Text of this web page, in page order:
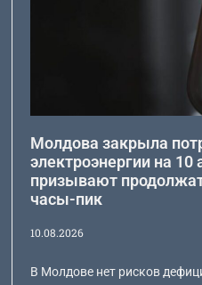
Молдова закрыла
электроэнергии на 10
призывают
часы-пик
10.08.2026
В Молдове нет рисков